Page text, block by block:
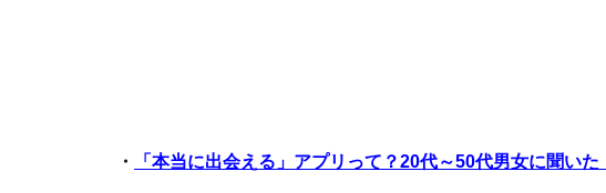
・ 「本当に出会える」アプリって？20代～50代男女に聞い